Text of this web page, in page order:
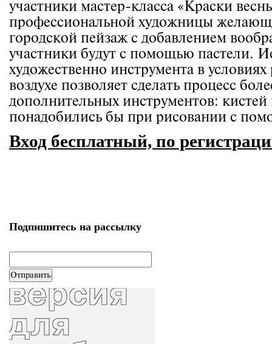
участники мастер-класса «Краски
профессиональной художницы
городской пейзаж с добавлением
участники будут с помощью пастели.
художественно инструмента в
воздухе позволяет сделать процесс
дополнительных инструментов:
понадобились бы при рисовании с
Вход бесплатный, по
Подпишитесь на рассылку